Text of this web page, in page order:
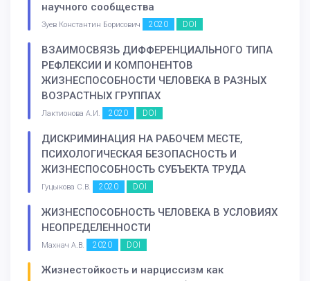
научного сообщества
Зуев Константин Борисович 2020 DOI
ВЗАИМОСВЯЗЬ ДИФФЕРЕНЦИАЛЬНОГО ТИПА
РЕФЛЕКСИИ И КОМПОНЕНТОВ
ЖИЗНЕСПОСОБНОСТИ ЧЕЛОВЕКА В РАЗНЫХ
ВОЗРАСТНЫХ ГРУППАХ
Лактионова А.И. 2020 DOI
ДИСКРИМИНАЦИЯ НА РАБОЧЕМ МЕСТЕ,
ПСИХОЛОГИЧЕСКАЯ БЕЗОПАСНОСТЬ И
ЖИЗНЕСПОСОБНОСТЬ СУБЪЕКТА ТРУДА
Гуцыкова С.В. 2020 DOI
ЖИЗНЕСПОСОБНОСТЬ ЧЕЛОВЕКА В УСЛОВИЯХ
НЕОПРЕДЕЛЕННОСТИ
Махнач А.В. 2020 DOI
Жизнестойкость и нарциссизм как